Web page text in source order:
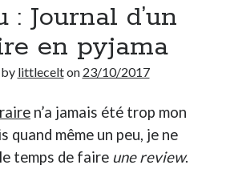
et Caluire, mon choix pour l’avenir
pour le vélo à Caluire dans la Métropole de
un vélo
: Journal d’un
en pyjama
littlecelton 23/10/2017
n’a jamais été trop mon
quand même un peu, je ne
temps de faire une review.